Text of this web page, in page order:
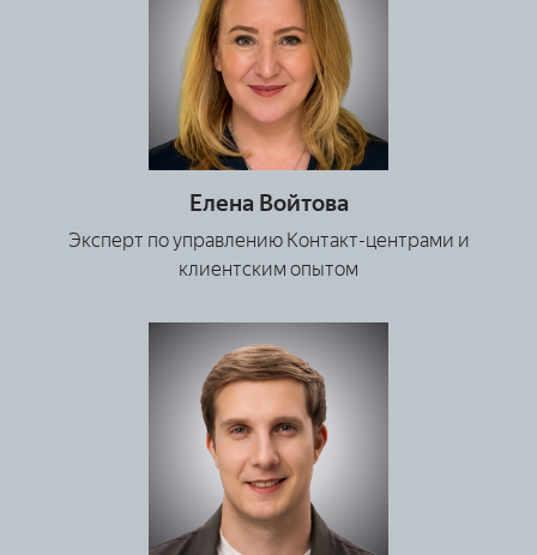
Елена Войтова
Эксперт по управлению Контакт-центрами и
клиентским опытом